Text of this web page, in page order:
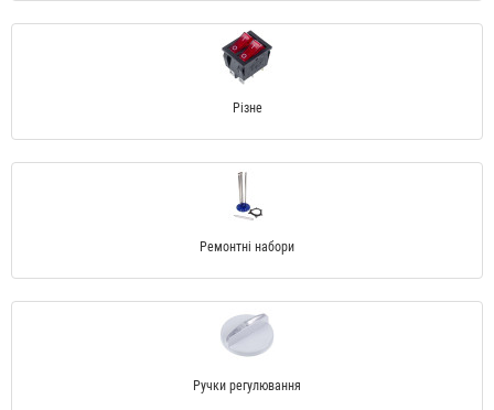
Різне
Ремонтні набори
Ручки регулювання